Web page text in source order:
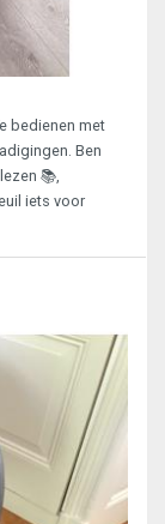
bedienen met
Ben
📚,
iets voor